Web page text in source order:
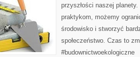
przyszłości naszej
praktykom, możemy
środowisko i stworzyć
społeczeństwo. Czas to
#budownictwoekologiczne